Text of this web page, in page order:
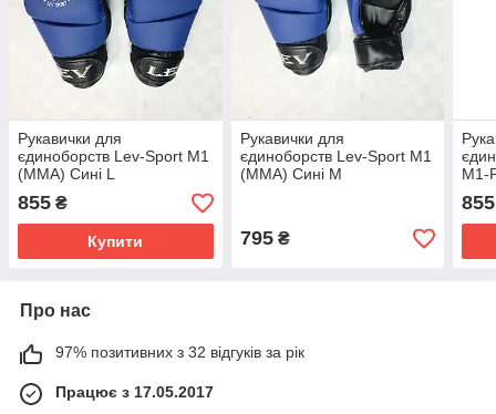
Рукавички для
єдиноборств Lev-Sport М1
(ММА) Сині L
855 ₴
Купити
Рукавички для
єдиноборств Lev-Sport М1
(ММА) Сині M
795₴
М1-
855
Про нас
97% позитивних з 32 відгуків за рік
Працює з 17.05.2017